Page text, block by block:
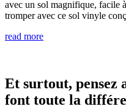
avec un sol magnifique, facile
tromper avec ce sol vinyle
read more
Et surtout, pensez
font toute la